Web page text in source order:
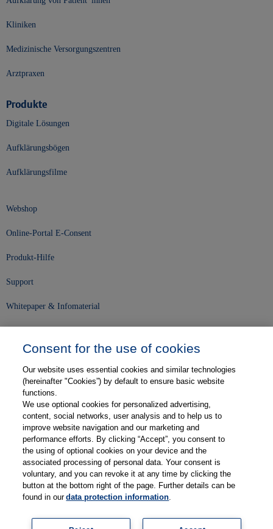
Kliniken
Medizinische Versorgungszentren
Arztpraxen
Produkte
Digitale Lösungen
Aufklärungsbögen
Aufklärungsfilme
Webshop
Online-Portal E-Consent
Produkt-Hilfe
Support
Whitepaper & Infomaterial
Karriere
Kontakt
Web-Semniare
Anwenderberichte
Partner
Consent for the use of cookies
Our website uses essential cookies and similar technologies
(hereinafter "Cookies”) by default to ensure basic website
functions.
We use optional cookies for personalized advertising,
content, social networks, user analysis and to help us to
improve website navigation and our marketing and
performance efforts. By clicking “Accept”, you consent to
the using of optional cookies on your device and the
associated processing of personal data. Your consent is
voluntary, and you can revoke it at any time by clicking the
button at the bottom right of the page. Further details can be
found in ourdata protection information.